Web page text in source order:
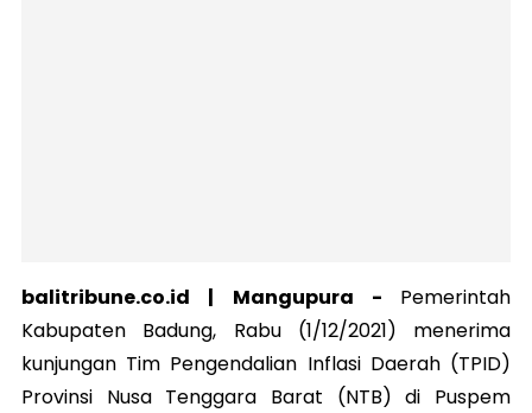
balitribune.co.id | Mangupura - Pemerintah
Kabupaten Badung, Rabu (1/12/2021) menerima
kunjungan Tim Pengendalian Inflasi Daerah (TPID)
Provinsi Nusa Tenggara Barat (NTB) di Puspem